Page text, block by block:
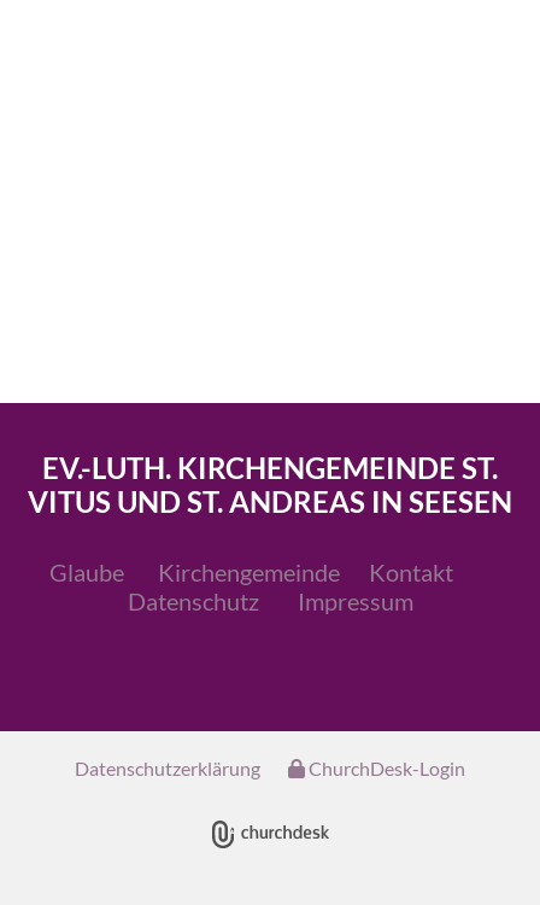
EV.-LUTH. KIRCHENGEMEINDE ST.
VITUS UND ST. ANDREAS IN SEESEN
Glaube Kirchengemeinde
Kontakt
Datenschutz
Impressum
Datenschutzerklärung ChurchDesk-Login